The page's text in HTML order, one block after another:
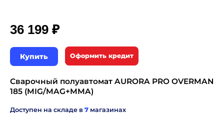
36 199 ₽
Купить Оформить кредит
Сварочный полуавтомат AURORA PRO OVERMAN
185 (MIG/MAG+MMA)
Доступен на складе в 7 магазинах